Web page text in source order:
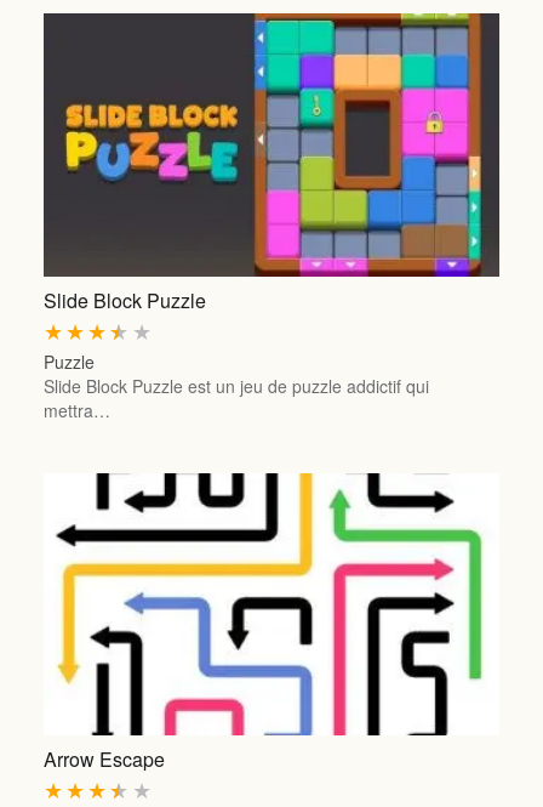
Slide Block Puzzle
★
★
★
★
★
Puzzle
Slide Block Puzzle est un jeu de puzzle addictif qui
mettra…
Arrow Escape
★
★
★
★
★